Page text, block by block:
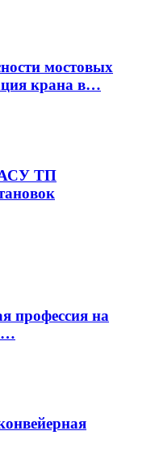
мостовых
крана в…
АСУ ТП
профессия на